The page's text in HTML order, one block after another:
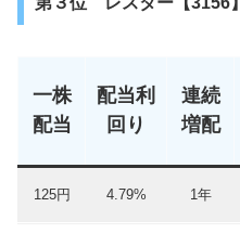
一株
配当
配当利
回り
連続
増配
125円 4.79% 1年